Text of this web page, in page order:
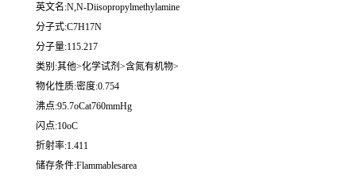
英文名:N,N-Diisopropylmethylamine
分子式:C7H17N
分子量:115.217
类别:其他>化学试剂>含氮有机物>
物化性质:密度:0.754
沸点:95.7oCat760mmHg
闪点:10oC
折射率:1.411
储存条件:Flammablesarea